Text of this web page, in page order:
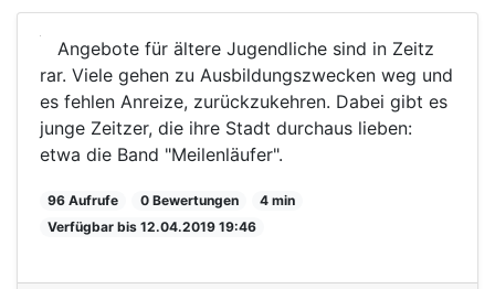
Angebote für ältere Jugendliche sind in Zeitz
rar. Viele gehen zu Ausbildungszwecken weg und
es fehlen Anreize, zurückzukehren. Dabei gibt es
junge Zeitzer, die ihre Stadt durchaus lieben:
etwa die Band "Meilenläufer".
96 Aufrufe 0 Bewertungen
4 min
Verfügbar bis 12.04.2019 19:46